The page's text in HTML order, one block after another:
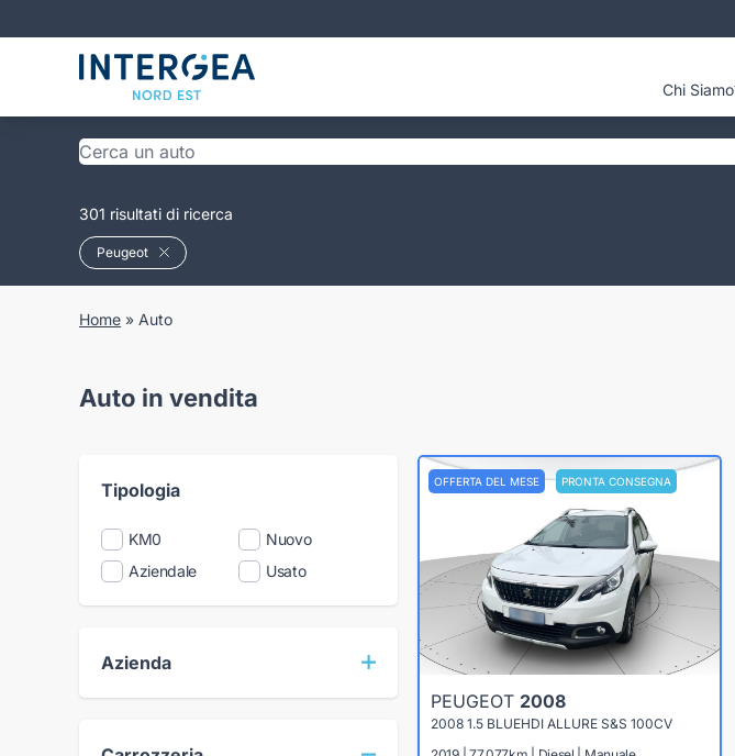
Chi Siamo
301 risultati di ricerca
Peugeot
Home » Auto
Auto in vendita
Tipologia
KM0
Nuovo
Aziendale
Usato
Azienda
OFFERTA DEL MESE PRONTA CONSEGNA
PEUGEOT 2008
2008 1.5 BLUEHDI ALLURE S&S 100CV